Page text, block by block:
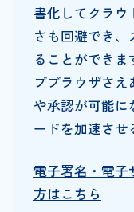
書化してクラウ
さも回避でき
ることができま
ブブラウザさ
や承認が可能
ードを加速させ
電子署名・電子
方はこちら